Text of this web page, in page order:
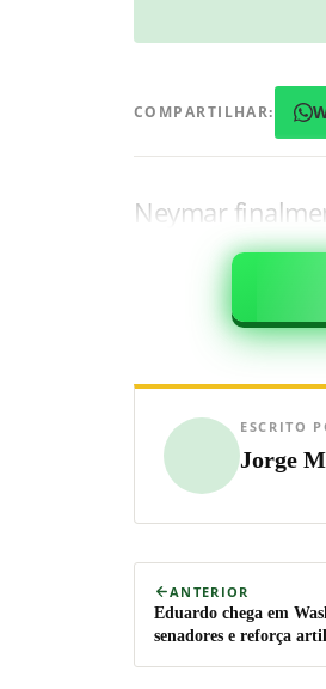
COMPARTILHAR:
Neymar
ESCRITO
Jorge
ANTERIOR
Eduardo chega em
senadores e reforça